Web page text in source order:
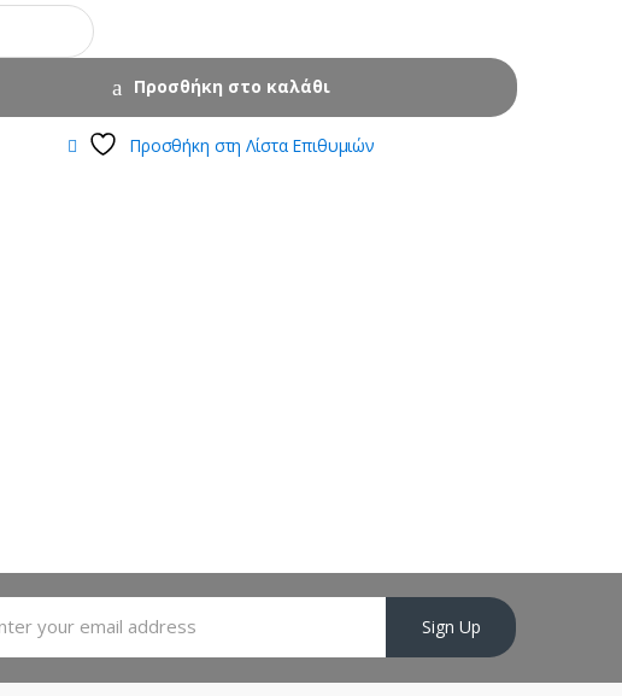
Προσθήκη στο καλάθι
Προσθήκη στη Λίστα Επιθυμιών
Sign Up